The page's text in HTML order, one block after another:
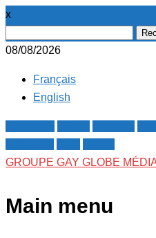
x
08/08/2026
Français
English
GROUPE GAY GLOBE
Main menu